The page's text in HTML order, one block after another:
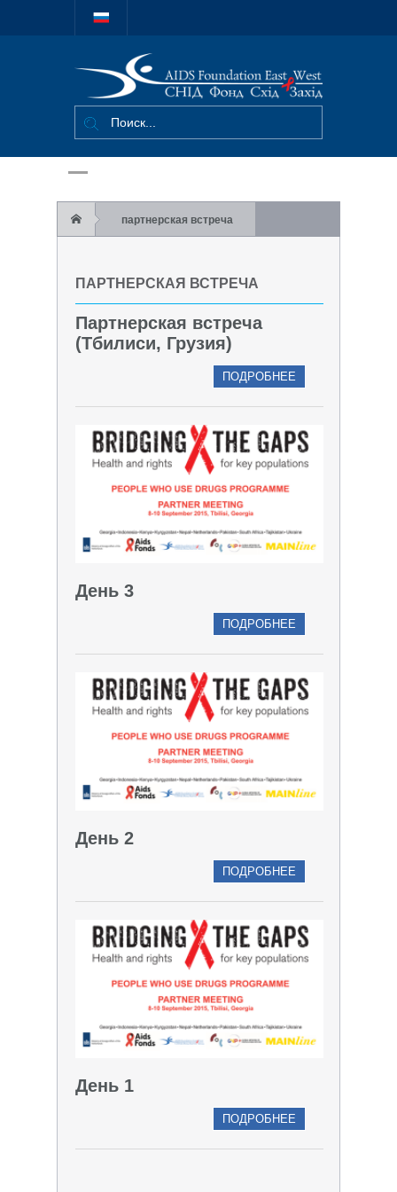
Міжнародний
благодійний
фонд "СНІД
Захід"
партнерская встреча
ПАРТНЕРСКАЯ ВСТРЕЧА
Партнерская встреча
(Тбилиси, Грузия)
ПОДРОБНЕЕ
День 3
ПОДРОБНЕЕ
День 2
ПОДРОБНЕЕ
День 1
ПОДРОБНЕЕ